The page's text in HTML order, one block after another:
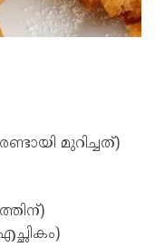
മുറിച്ചത്)